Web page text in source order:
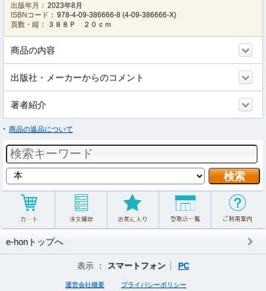
出版年月： 2023年8月
ISBNコード： 978-4-09-386666-8 (4-09-386666-X)
頁数・縦：
３８８Ｐ ２０ｃｍ
商品の内容
出版社・メーカーからのコメント
著者紹介
商品の返品について
e-honトップへ
表示 ： スマートフォン PC
運営会社概要 プライバシーポリシー